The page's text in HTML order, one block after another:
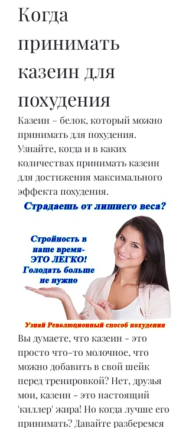
Когда
принимать
казеин для
похудения
Казеин – белок, который можно
принимать для похудения.
Узнайте, когда и в каких
количествах принимать казеин
для достижения максимального
эффекта похудения.
Вы думаете, что казеин - это
просто что-то молочное, что
можно добавить в свой шейк
перед тренировкой? Нет, друзья
мои, казеин - это настоящий
'киллер' жира! Но когда лучше его
принимать? Давайте разберемся